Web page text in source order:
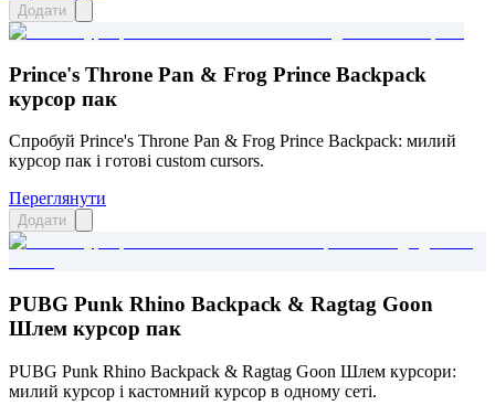
Додати
Prince's Throne Pan & Frog Prince Backpack
курсор пак
Спробуй Prince's Throne Pan & Frog Prince Backpack: милий
курсор пак і готові custom cursors.
Переглянути
Додати
PUBG Punk Rhino Backpack & Ragtag Goon
Шлем курсор пак
PUBG Punk Rhino Backpack & Ragtag Goon Шлем курсори:
милий курсор і кастомний курсор в одному сеті.